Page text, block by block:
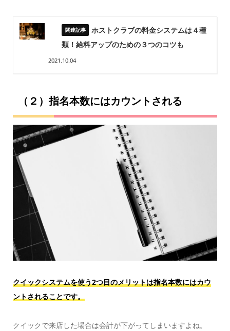
ホストクラブの料金システムは４種
類！給料アップのための３つのコツも
2021.10.04
（２）指名本数にはカウントされる
クイックシステムを使う2つ目のメリットは指名本数にはカウ
ントされることです。
クイックで来店した場合は会計が下がってしまいますよね。